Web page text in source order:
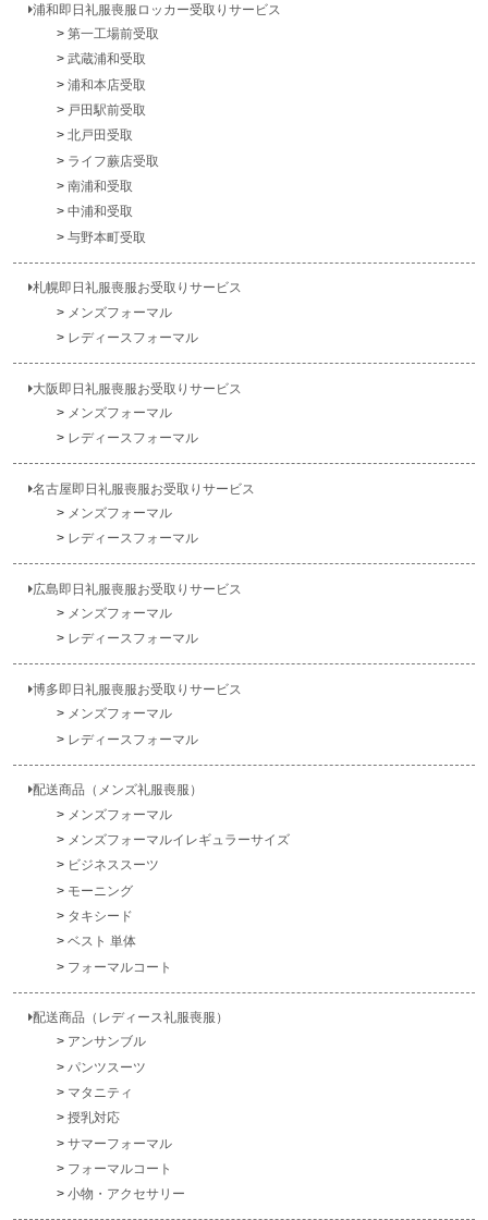
浦和即日礼服喪服ロッカー受取りサービス
第一工場前受取
武蔵浦和受取
浦和本店受取
戸田駅前受取
北戸田受取
ライフ蕨店受取
南浦和受取
中浦和受取
与野本町受取
札幌即日礼服喪服お受取りサービス
メンズフォーマル
レディースフォーマル
大阪即日礼服喪服お受取りサービス
メンズフォーマル
レディースフォーマル
名古屋即日礼服喪服お受取りサービス
メンズフォーマル
レディースフォーマル
広島即日礼服喪服お受取りサービス
メンズフォーマル
レディースフォーマル
博多即日礼服喪服お受取りサービス
メンズフォーマル
レディースフォーマル
配送商品（メンズ礼服喪服）
メンズフォーマル
メンズフォーマルイレギュラーサイズ
ビジネススーツ
モーニング
タキシード
ベスト 単体
フォーマルコート
配送商品（レディース礼服喪服）
アンサンブル
パンツスーツ
マタニティ
授乳対応
サマーフォーマル
フォーマルコート
小物・アクセサリー